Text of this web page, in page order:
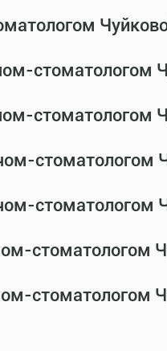
стоматологом
стоматологом
стоматологом
стоматологом
стоматологом
стоматологом